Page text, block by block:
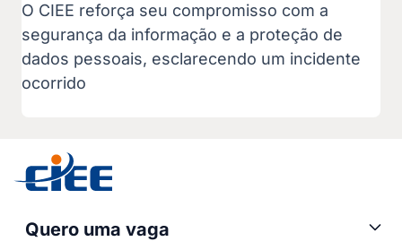
O CIEE reforça seu compromisso com a
segurança da informação e a proteção de
dados pessoais, esclarecendo um incidente
ocorrido
Quero uma vaga